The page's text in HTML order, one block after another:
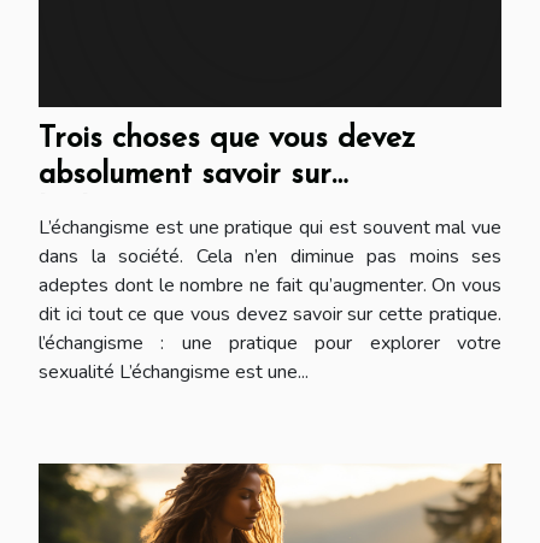
Trois choses que vous devez
absolument savoir sur
l’échangisme
L’échangisme est une pratique qui est souvent mal vue
dans la société. Cela n’en diminue pas moins ses
adeptes dont le nombre ne fait qu’augmenter. On vous
dit ici tout ce que vous devez savoir sur cette pratique.
l’échangisme : une pratique pour explorer votre
sexualité L’échangisme est une...